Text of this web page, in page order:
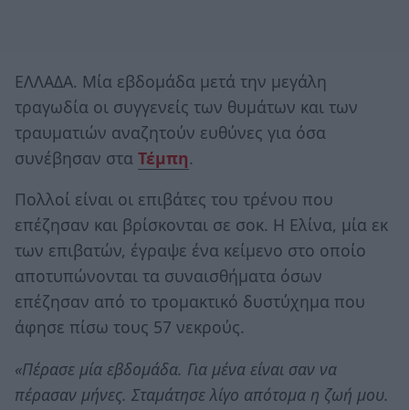
ΕΛΛΑΔΑ. Μία εβδομάδα μετά την μεγάλη
τραγωδία οι συγγενείς των θυμάτων και των
τραυματιών αναζητούν ευθύνες για όσα
συνέβησαν στα Τέμπη.
Πολλοί είναι οι επιβάτες του τρένου που
επέζησαν και βρίσκονται σε σοκ. Η Ελίνα, μία εκ
των επιβατών, έγραψε ένα κείμενο στο οποίο
αποτυπώνονται τα συναισθήματα όσων
επέζησαν από το τρομακτικό δυστύχημα που
άφησε πίσω τους 57 νεκρούς.
«Πέρασε μία εβδομάδα. Για μένα είναι σαν να
πέρασαν μήνες. Σταμάτησε λίγο απότομα η ζωή μου.